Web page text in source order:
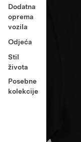
Dodatna
oprema
vozila
Odjeća
Stil
života
Posebne
kolekcije